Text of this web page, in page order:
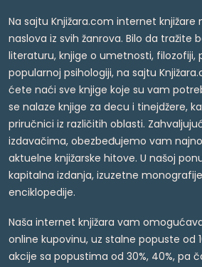
Na sajtu Knjižara.com internet knjižare
naslova iz svih žanrova. Bilo da tražite
literaturu, knjige o umetnosti, filozofiji,
popularnoj psihologiji, na sajtu
ćete naći sve knjige koje su vam
se nalaze knjige za decu i tinejdžere,
priručnici iz različitih oblasti.
izdavačima, obezbeđujemo vam
aktuelne knjižarske hitove. U našoj
kapitalna izdanja, izuzetne
enciklopedije.
Naša internet knjižara vam
online kupovinu, uz stalne popuste od
akcije sa popustima od 30%, 40%, pa